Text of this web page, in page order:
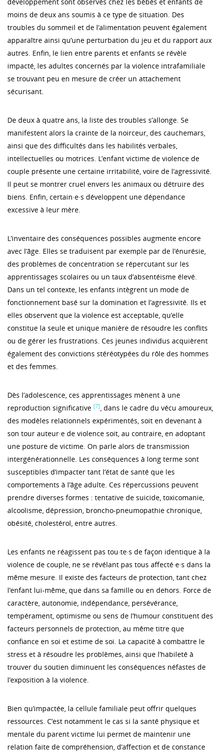
moins de deux ans soumis à ce type de situation. Des
troubles du sommeil et de l’alimentation peuvent également
apparaître ainsi qu’une perturbation du jeu et du rapport aux
autres. Enfin, le lien entre parents et enfants se révèle
impacté, les adultes concernés par la violence intrafamiliale
se trouvant peu en mesure de créer un attachement
sécurisant.
De deux à quatre ans, la liste des troubles s’allonge. Se
manifestent alors la crainte de la noirceur, des cauchemars,
ainsi que des difficultés dans les habilités verbales,
intellectuelles ou motrices. L’enfant victime de violence de
couple présente une certaine irritabilité, voire de l’agressivité.
Il peut se montrer cruel envers les animaux ou détruire des
biens. Enfin, certain·e·s développent une dépendance
excessive à leur mère.
L’inventaire des conséquences possibles augmente encore
avec l’âge. Elles se traduisent par exemple par de l’énurésie,
des problèmes de concentration se répercutant sur les
apprentissages scolaires ou un taux d’absentéisme élevé.
Dans un tel contexte, les enfants intègrent un mode de
fonctionnement basé sur la domination et l’agressivité. Ils et
elles observent que la violence est acceptable, qu’elle
constitue la seule et unique manière de résoudre les conflits
ou de gérer les frustrations. Ces jeunes individus acquièrent
également des convictions stéréotypées du rôle des hommes
et des femmes.
Dès l’adolescence, ces apprentissages mènent à une
reproduction significative [7], dans le cadre du vécu amoureux,
des modèles relationnels expérimentés, soit en devenant à
son tour auteur·e de violence soit, au contraire, en adoptant
une posture de victime. On parle alors de transmission
intergénérationnelle. Les conséquences à long terme sont
susceptibles d’impacter tant l’état de santé que les
comportements à l’âge adulte. Ces répercussions peuvent
prendre diverses formes : tentative de suicide, toxicomanie,
alcoolisme, dépression, broncho-pneumopathie chronique,
obésité, cholestérol, entre autres.
Les enfants ne réagissent pas tou·te·s de façon identique à la
violence de couple, ne se révélant pas tous affecté·e·s dans la
même mesure. Il existe des facteurs de protection, tant chez
l’enfant lui-même, que dans sa famille ou en dehors. Force de
caractère, autonomie, indépendance, persévérance,
tempérament, optimisme ou sens de l’humour constituent des
facteurs personnels de protection, au même titre que
confiance en soi et estime de soi. La capacité à combattre le
stress et à résoudre les problèmes, ainsi que l’habileté à
trouver du soutien diminuent les conséquences néfastes de
l’exposition à la violence.
Bien qu’impactée, la cellule familiale peut offrir quelques
ressources. C’est notamment le cas si la santé physique et
mentale du parent victime lui permet de maintenir une
relation faite de compréhension, d’affection et de constance